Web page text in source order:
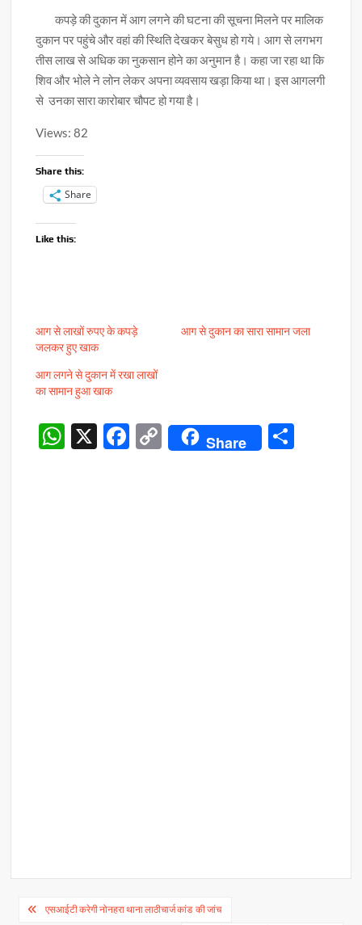
कपड़े की दुकान में आग लगने की घटना की सूचना मिलने पर मालिक
दुकान पर पहुंचे और वहां की स्थिति देखकर बेसुध हो गये। आग से लगभग
तीस लाख से अधिक का नुकसान होने का अनुमान है। कहा जा रहा था कि
शिव और भोले ने लोन लेकर अपना व्यवसाय खड़ा किया था। इस आगलगी
से उनका सारा कारोबार चौपट हो गया है।
Views: 82
Share this:
Share
Like this:
आग से लाखों रुपए के कपड़े
जलकर हुए खाक
आग से दुकान का सारा सामान जला
आग लगने से दुकान में रखा लाखों
का सामान हुआ खाक
W X
F
C
o
Share
Postएसआईटी करेगी नोनहरा थाना लाठीचार्ज कांड की जांच